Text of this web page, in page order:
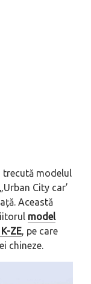
trecută modelul
City car’
Această
model
ZE, pe care
chineze.